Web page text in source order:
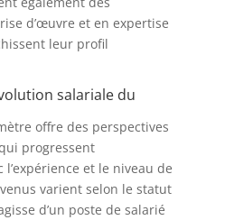
d’œuvre et en expertise
leur profil
salariale du
offre des perspectives
progressent
et le niveau de
varient selon le statut
d’un poste de salarié